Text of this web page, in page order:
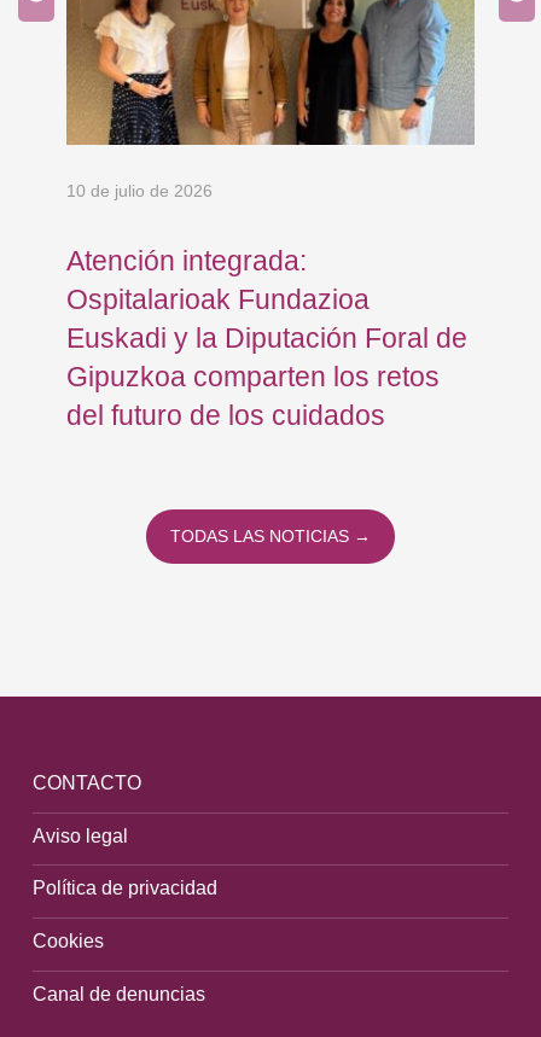
10 de julio de 2026
Atención integrada:
Ospitalarioak Fundazioa
Euskadi y la Diputación Foral de
Gipuzkoa comparten los retos
del futuro de los cuidados
TODAS LAS NOTICIAS →
CONTACTO
Aviso legal
Política de privacidad
Cookies
Canal de denuncias